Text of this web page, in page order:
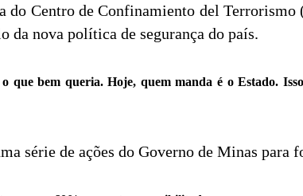
do Centro de Confinamiento del
da nova política de segurança do país.
que bem queria. Hoje, quem manda é o Estado.
série de ações do Governo de Minas para